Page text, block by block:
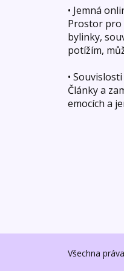
• Jemná
Prostor pro
bylinky,
potížím,
•
Články a
emocích a
Všechna